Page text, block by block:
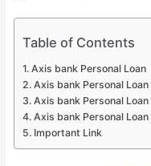
Table of Contents
Axis bank Personal Loan
Axis bank Personal Loan
Axis bank Personal Loan
Axis bank Personal
Important Link